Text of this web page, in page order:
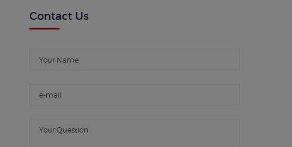
Contact Us